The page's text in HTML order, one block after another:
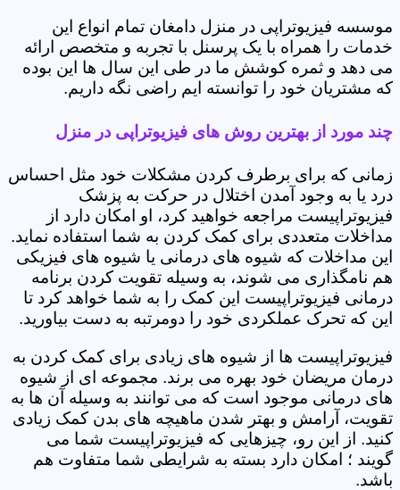
موسسه فیزیوتراپی در منزل دامغان تمام انواع این
خدمات را همراه با یک پرسنل با تجربه و متخصص ارائه
می دهد و ثمره کوشش ما در طی این سال ها این بوده
که مشتریان خود را توانسته ایم راضی نگه داریم.
چند مورد از بهترین روش های فیزیوتراپی در منزل
زمانی که برای برطرف کردن مشکلات خود مثل احساس
درد یا به وجود آمدن اختلال در حرکت به پزشک
فیزیوتراپیست مراجعه خواهید کرد، او امکان دارد از
مداخلات متعددی برای کمک کردن به شما استفاده نماید.
این مداخلات که شیوه های درمانی یا شیوه های فیزیکی
هم نامگذاری می شوند، به وسیله تقویت کردن برنامه
درمانی فیزیوتراپیست این کمک را به شما خواهد کرد تا
این که تحرک عملکردی خود را دومرتبه به دست بیاورید.
فیزیوتراپیست ها از شیوه های زیادی برای کمک کردن به
درمان مریضان خود بهره می برند. مجموعه ای از شیوه
های درمانی موجود است که می توانند به وسیله آن ها به
تقویت، آرامش و بهتر شدن ماهیچه های بدن کمک زیادی
کنید. از این رو، چیزهایی که فیزیوتراپیست شما می
گویند ؛ امکان دارد بسته به شرایطی شما متفاوت هم
باشد.